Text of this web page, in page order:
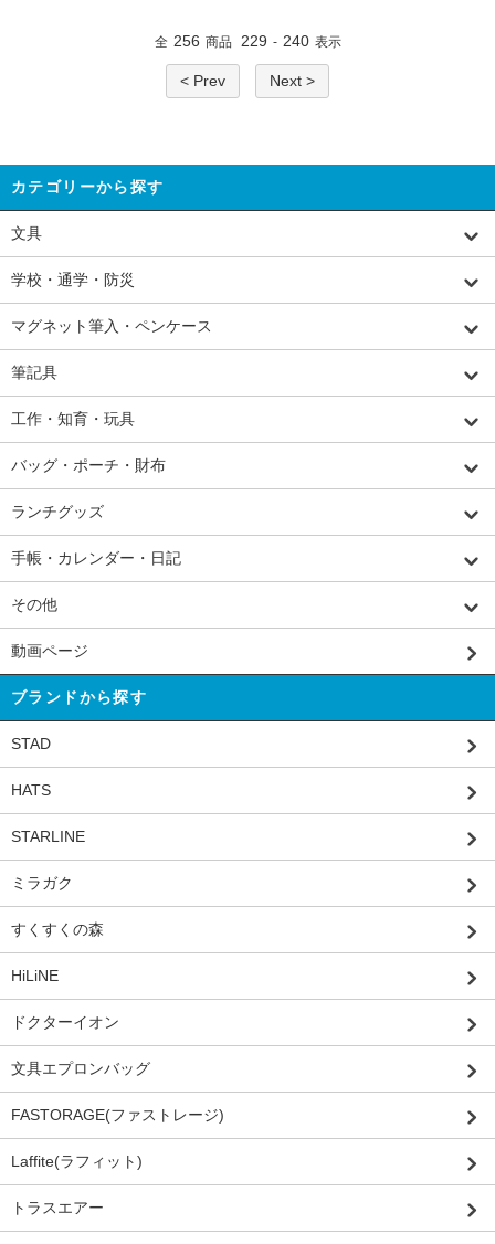
全 256 商品 229 - 240 表示
< Prev Next >
カテゴリーから探す
文具
学校・通学・防災
マグネット筆入・ペンケース
筆記具
工作・知育・玩具
バッグ・ポーチ・財布
ランチグッズ
手帳・カレンダー・日記
その他
動画ページ
ブランドから探す
STAD
HATS
STARLINE
ミラガク
すくすくの森
HiLiNE
ドクターイオン
文具エプロンバッグ
FASTORAGE(ファストレージ)
Laffite(ラフィット)
トラスエアー